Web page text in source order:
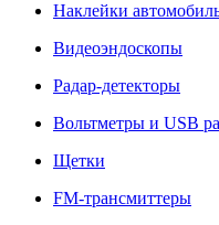
Наклейки
Видеоэндоскопы
Радар-детекторы
Вольтметры и USB
Щетки
FM-трансмиттеры